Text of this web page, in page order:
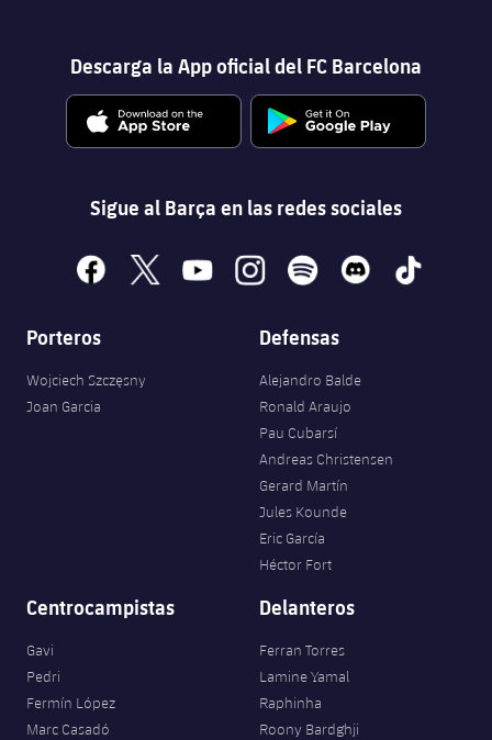
Descarga la App oficial del FC Barcelona
Sigue al Barça en las redes sociales
facebook
x youtubeinstagramspotify discord tiktok
Porteros
Wojciech Szczęsny
Joan Garcia
Defensas
Alejandro Balde
Ronald Araujo
Pau Cubarsí
Andreas Christensen
Gerard Martín
Jules Kounde
Eric García
Héctor Fort
Centrocampistas
Gavi
Pedri
Fermín López
Marc Casadó
Delanteros
Ferran Torres
Lamine Yamal
Raphinha
Roony Bardghji